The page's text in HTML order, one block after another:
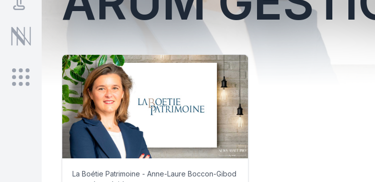
La Boétie Patrimoine - Anne-Laure Boccon-Gibod